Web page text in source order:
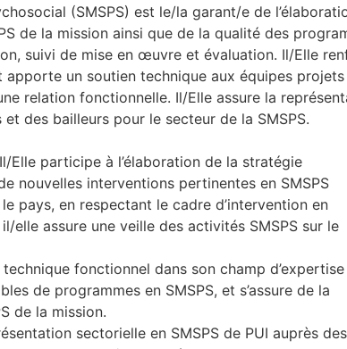
(SMSPS) est le/la garant/e de
de la mission ainsi que de la qualité des
suivi de mise en œuvre et évaluation. Il/Elle
un soutien technique aux équipes
relation fonctionnelle. Il/Elle assure la
des bailleurs pour le secteur de la SMSPS.
participe à l’élaboration de la stratégie
nouvelles interventions pertinentes en SMSPS
pays, en respectant le cadre d’intervention en
elle assure une veille des activités SMSPS sur le
fonctionnel dans son champ d’expertise
de programmes en SMSPS, et s’assure de la
de la mission.
sectorielle en SMSPS de PUI auprès des